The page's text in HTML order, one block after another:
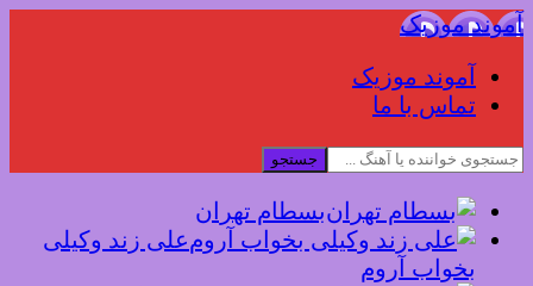
موزیک
آموند موزیک
تماس با ما
جستجو
بسطام تهران
علی زند وکیلی
بخواب آروم